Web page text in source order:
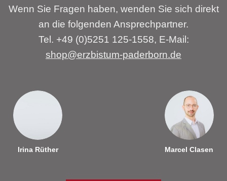
Wenn Sie Fragen haben, wenden Sie sich direkt
an die folgenden Ansprechpartner.
Tel. +49 (0)5251 125-1558, E-Mail:
shop@erzbistum-paderborn.de
Irina Rüther Marcel Clasen